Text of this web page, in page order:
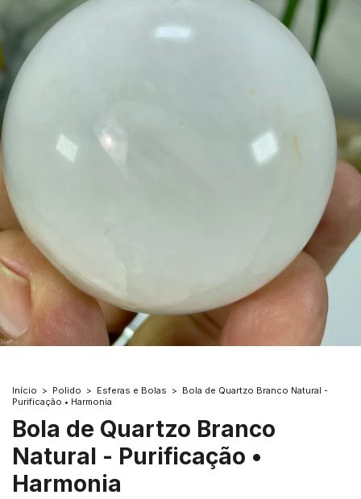
Início > Polido > Esferas e Bolas > Bola de Quartzo Branco Natural -
Purificação • Harmonia
Bola de Quartzo Branco
Natural - Purificação •
Harmonia